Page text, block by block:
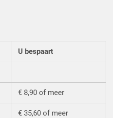
U bespaart
€ 8,90 of meer
€ 35,60 of meer